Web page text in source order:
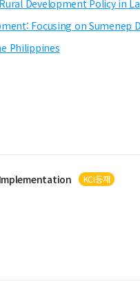
Development Policy in
Focusing on Sumenep
Philippines
KCI등재